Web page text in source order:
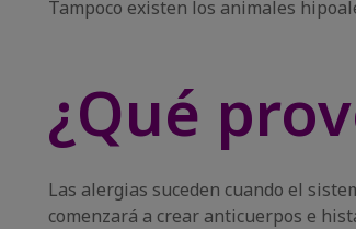
Tampoco existen los animales
¿Qué
Las alergias suceden cuando el
comenzará a crear anticuerpos e